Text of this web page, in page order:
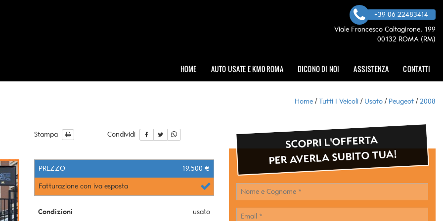
+39 06 22483414
Viale Francesco Caltagirone, 199
00132 ROMA (RM)
HOME AUTO USATE E KM0 ROMA DICONO DI NOI ASSISTENZA CONTATTI
Home /Tutti I Veicoli / Usato / Peugeot /2008
Stampa Condividi
PREZZO 19.500 €
Fatturazione con iva esposta
Condizioni usato
SCOPRI L'OFFERTA
PER AVERLA SUBITO TUA!